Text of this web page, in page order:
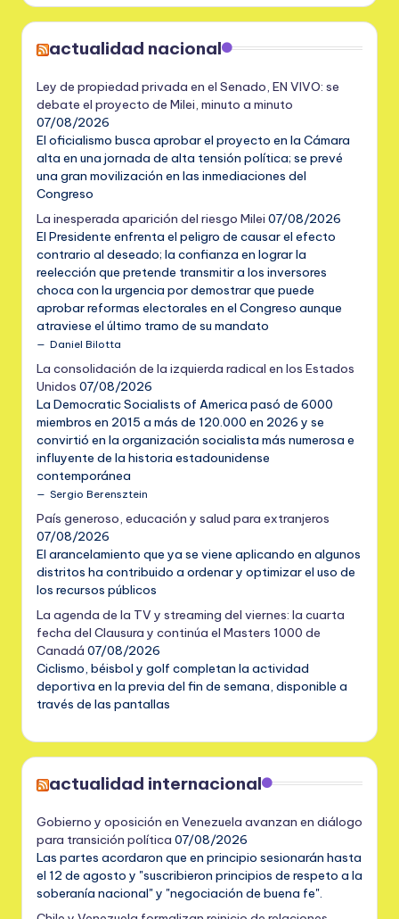
actualidad nacional
Ley de propiedad privada en el Senado, EN VIVO: se
debate el proyecto de Milei, minuto a minuto
07/08/2026
El oficialismo busca aprobar el proyecto en la Cámara
alta en una jornada de alta tensión política; se prevé
una gran movilización en las inmediaciones del
Congreso
La inesperada aparición del riesgo Milei 07/08/2026
El Presidente enfrenta el peligro de causar el efecto
contrario al deseado; la confianza en lograr la
reelección que pretende transmitir a los inversores
choca con la urgencia por demostrar que puede
aprobar reformas electorales en el Congreso aunque
atraviese el último tramo de su mandato
Daniel Bilotta
La consolidación de la izquierda radical en los Estados
Unidos 07/08/2026
La Democratic Socialists of America pasó de 6000
miembros en 2015 a más de 120.000 en 2026 y se
convirtió en la organización socialista más numerosa e
influyente de la historia estadounidense
contemporánea
Sergio Berensztein
País generoso, educación y salud para extranjeros
07/08/2026
El arancelamiento que ya se viene aplicando en algunos
distritos ha contribuido a ordenar y optimizar el uso de
los recursos públicos
La agenda de la TV y streaming del viernes: la cuarta
fecha del Clausura y continúa el Masters 1000 de
Canadá 07/08/2026
Ciclismo, béisbol y golf completan la actividad
deportiva en la previa del fin de semana, disponible a
través de las pantallas
actualidad internacional
Gobierno y oposición en Venezuela avanzan en diálogo
para transición política 07/08/2026
Las partes acordaron que en principio sesionarán hasta
el 12 de agosto y "suscribieron principios de respeto a la
soberanía nacional" y "negociación de buena fe".